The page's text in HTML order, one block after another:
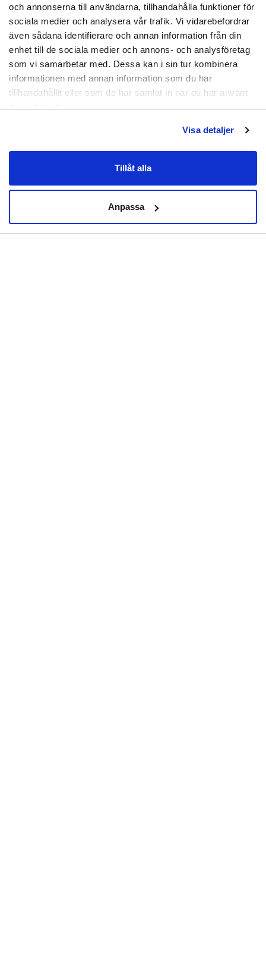
och annonserna till användarna, tillhandahålla funktioner för
sociala medier och analysera vår trafik. Vi vidarebefordrar
även sådana identifierare och annan information från din
enhet till de sociala medier och annons- och analysföretag
som vi samarbetar med. Dessa kan i sin tur kombinera
informationen med annan information som du har
tillhandahållit eller som de har samlat in när du har använt
Visa detaljer
Tillåt alla
Anpassa
tack vare den extra flärpen.
Tåsepareraren är gjord av supermjuk silikon som är
lätt av trä på, slittålig och lätt att tvätta av med
ljummet vatten.
Material:
Artikelnummer:FZQ-0132
Genom att registrera dig godkänner du
Nej tack